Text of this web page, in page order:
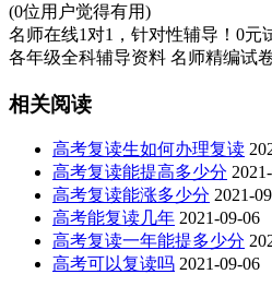
(0位用户觉得有用)
名师在线1对1，针对性辅导！0元
各年级全科辅导资料 名师精编试
相关阅读
高考复读生如何办理复读
高考复读能提高多少分
高考复读能涨多少分 2021-
高考能复读几年 2021-09-06
高考复读一年能提多少分
高考可以复读吗 2021-09-06